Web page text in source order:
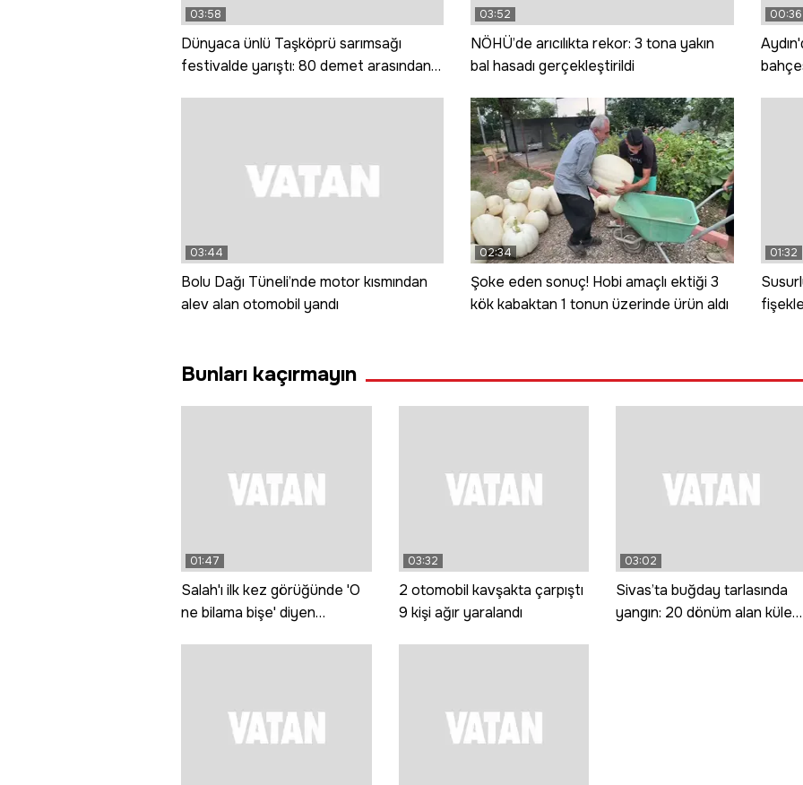
03:58
Dünyaca ünlü Taşköprü sarımsağı
festivalde yarıştı: 80 demet arasından
03:52
NÖHÜ’de arıcılıkta rekor: 3 tona yakın
bal hasadı gerçekleştirildi
00:36
03:44
Bolu Dağı Tüneli’nde motor kısmından
alev alan otomobil yandı
02:34
Şoke eden sonuç! Hobi amaçlı ektiği 3
kök kabaktan 1 tonun üzerinde ürün aldı
01:32
Bunları kaçırmayın
01:47
Salah'ı ilk kez görüğünde 'O
ne bilama bişe' diyen
03:32
2 otomobil kavşakta çarpıştı
9 kişi ağır yaralandı
03:02
Sivas’ta buğday tarlasında
yangın: 20 dönüm alan küle